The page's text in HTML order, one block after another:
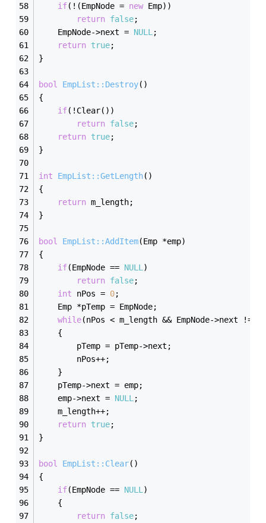
if(!(EmpNode = new Emp))
return false;
	EmpNode->next =
NULL ;
return true;
}
bool EmpList::Destroy()
{
if(!Clear())
return false;
return true;
}
int EmpList::GetLength()
{
return m_length;
}
bool EmpList::AddItem(Emp *emp)
{
if(EmpNode == NULL )
return false;
int nPos = 0;
	Emp *pTemp = EmpNode;
while(nPos < m_length && EmpNode->next !=
	{
		pTemp = pTemp->next;
		nPos++;
	}
	pTemp->next = emp;
	emp->next =
NULL ;
	m_length++;
return true;
}
bool EmpList::Clear()
{
if(EmpNode == NULL )
	{
return false;